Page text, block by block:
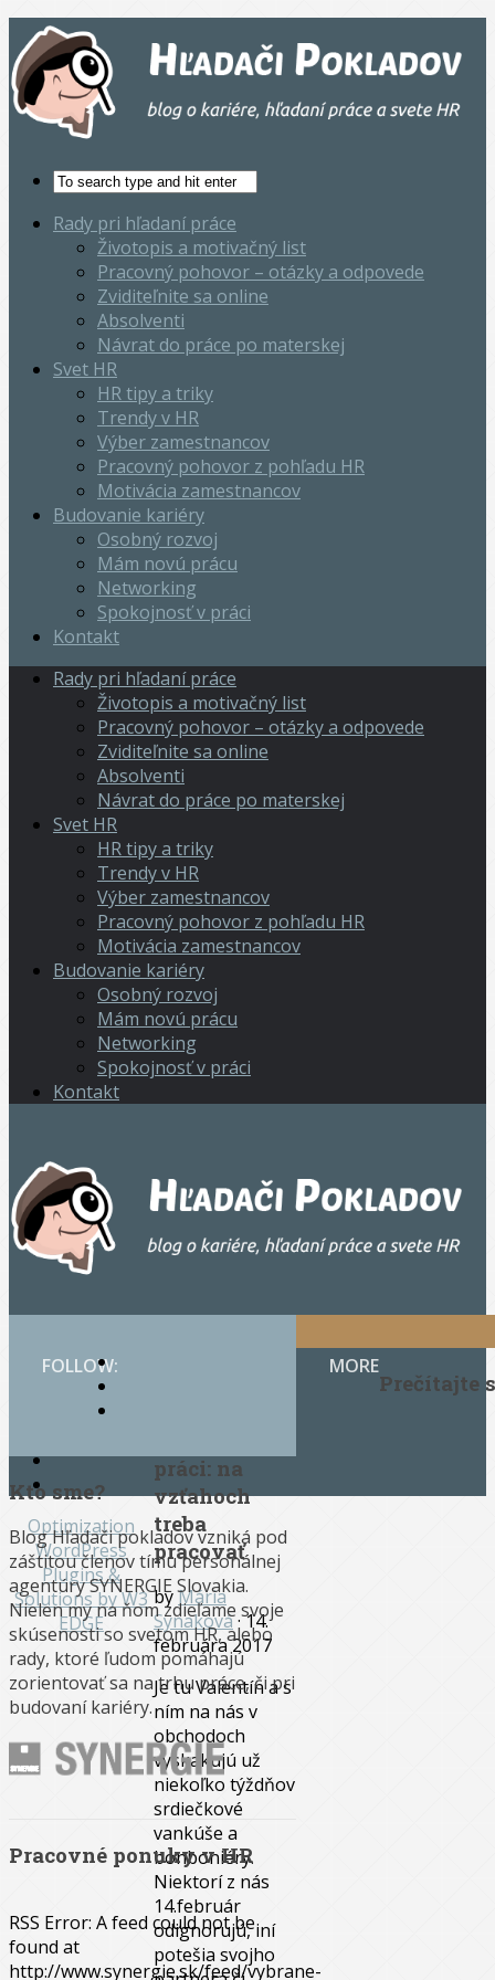
Rady pri hľadaní práce
Životopis a motivačný list
Pracovný pohovor – otázky a odpovede
Zviditeľnite sa online
Absolventi
Návrat do práce po materskej
Svet HR
HR tipy a triky
Trendy v HR
Výber zamestnancov
Pracovný pohovor z pohľadu HR
Motivácia zamestnancov
Budovanie kariéry
Osobný rozvoj
Mám novú prácu
Networking
Spokojnosť v práci
Kontakt
Rady pri hľadaní práce
Životopis a motivačný list
Pracovný pohovor – otázky a odpovede
Zviditeľnite sa online
Absolventi
Návrat do práce po materskej
Svet HR
HR tipy a triky
Trendy v HR
Výber zamestnancov
Pracovný pohovor z pohľadu HR
Motivácia zamestnancov
Budovanie kariéry
Osobný rozvoj
Mám novú prácu
Networking
Spokojnosť v práci
Kontakt
práci: na
vzťahoch
treba
pracovať
byMária
Synaková· 14.
februára 2017
Je tu Valentín a s
ním na nás v
obchodoch
vyskakujú už
niekoľko týždňov
srdiečkové
vankúše a
bonboniéry.
Niektorí z nás
14.február
odignorujú, iní
potešia svojho
FOLLOW:
Kto sme?
Blog Hľadači pokladov vzniká pod
záštitou členov tímu personálnej
agentúry SYNERGIE Slovakia.
Nielen my na ňom zdieľame svoje
skúsenosti so svetom HR, alebo
rady, ktoré ľudom pomáhajú
zorientovať sa na trhu práce, či pri
budovaní kariéry.
Pracovné ponuky v HR
RSS Error: A feed could not be
found at
http://www.synergie.sk/feed/vybrane-
MORE
Prečítajte
© 2014. Všetky
práva vyhradené.
Optimization
WordPress
Plugins &
Solutions by W3
EDGE